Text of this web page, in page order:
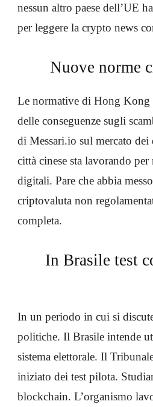
nessun altro paese dell’UE
per leggere la crypto news
Nuove norme
Le normative di Hong Kong
delle conseguenze sugli
di Messari.io sul mercato
città cinese sta lavorando
digitali. Pare che abbia
criptovaluta non
completa.
In Brasile test
In un periodo in cui si
politiche. Il Brasile intende
sistema elettorale. Il
iniziato dei test pilota.
blockchain. L’organismo